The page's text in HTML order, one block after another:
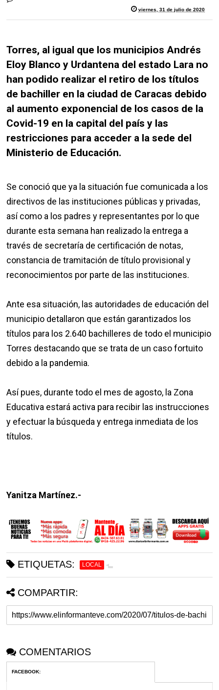
viernes, 31 de julio de 2020
Torres, al igual que los municipios Andrés
Eloy Blanco y Urdantena del estado Lara no
han podido realizar el retiro de los títulos
de bachiller en la ciudad de Caracas debido
al aumento exponencial de los casos de la
Covid-19 en la capital del país y las
restricciones para acceder a la sede del
Ministerio de Educación.
Se conoció que ya la situación fue comunicada a los
directivos de las instituciones públicas y privadas,
así como a los padres y representantes por lo que
durante esta semana han realizado la entrega a
través de secretaría de certificación de notas,
constancia de tramitación de título provisional y
reconocimientos por parte de las instituciones.
Ante esa situación, las autoridades de educación del
municipio detallaron que están garantizados los
títulos para los 2.640 bachilleres de todo el municipio
Torres destacando que se trata de un caso fortuito
debido a la pandemia.
Así pues, durante todo el mes de agosto, la Zona
Educativa estará activa para recibir las instrucciones
y efectuar la búsqueda y entrega inmediata de los
títulos.
Yanitza Martínez.-
ETIQUETAS: LOCAL
COMPARTIR:
COMENTARIOS
FACEBOOK: